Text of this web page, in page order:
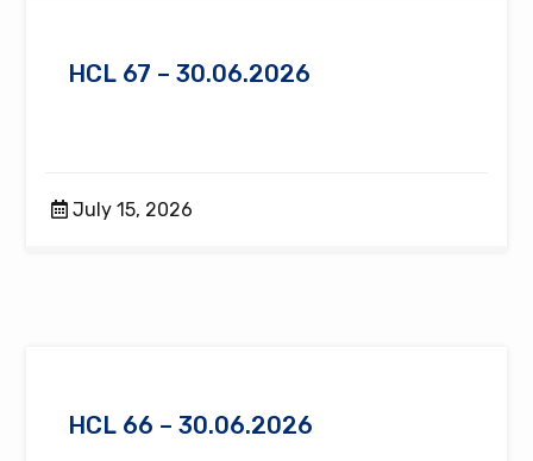
HCL 67 – 30.06.2026
July 15, 2026
HCL 66 – 30.06.2026